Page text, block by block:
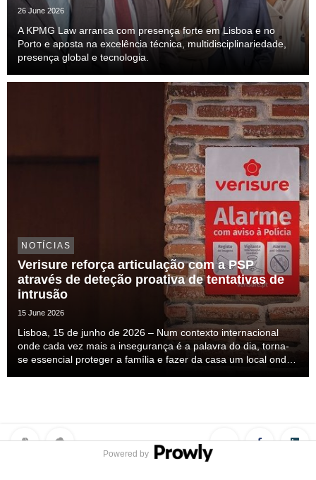
26 June 2026
A KPMG Law arranca com presença forte em Lisboa e no
Porto e aposta na excelência técnica, multidisciplinariedade,
presença global e tecnologia.
NOTÍCIAS
Verisure reforça articulação com a PSP
através de deteção proativa de tentativas de
intrusão
15 June 2026
Lisboa, 15 de junho de 2026 – Num contexto internacional
onde cada vez mais a insegurança é a palavra do dia, torna-
se essencial proteger a família e fazer da casa um local onde
Powered by